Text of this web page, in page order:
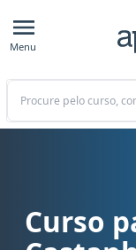
Menu
Buscar
Curso para concurso
Curso